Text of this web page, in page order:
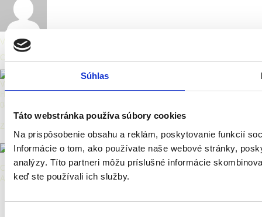
Súhlas
Táto webstránka používa súbory cookies
Na prispôsobenie obsahu a reklám, poskytovanie funkcií
Informácie o tom, ako používate naše webové stránky,
analýzy. Títo partneri môžu príslušné informácie
keď ste používali ich služby.
View all posts by:
Comments are closed.
Východoslovenská galéria
Hlavná 27, Košice
040 01 Košice
Zriaďovateľ:
Copyright © 2026 Východoslovenská galéria.
All Rights Reserved.